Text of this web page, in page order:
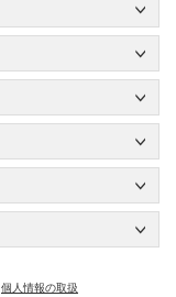
個人情報の取扱